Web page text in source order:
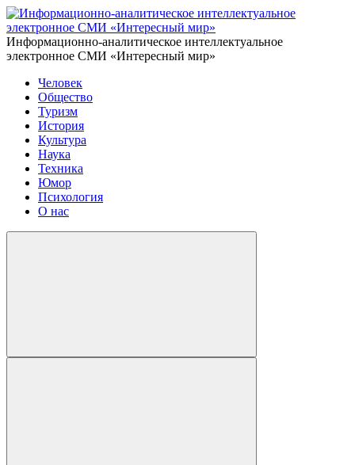
Информационно-аналитическое интеллектуальное
электронное СМИ «Интересный мир»
Человек
Общество
Туризм
История
Культура
Наука
Техника
Юмор
Психология
О нас